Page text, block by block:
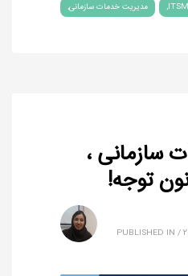
ITSM مدیریت خدمات سازمانی
سازمانی ،
توجه!
/
PUBLISHED IN